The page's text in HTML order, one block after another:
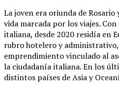
La joven era oriunda de
vida marcada por los viajes.
italiana, desde 2020 residía en
rubro hotelero y
emprendimiento vinculado al
la ciudadanía italiana. En los
distintos países de Asia y